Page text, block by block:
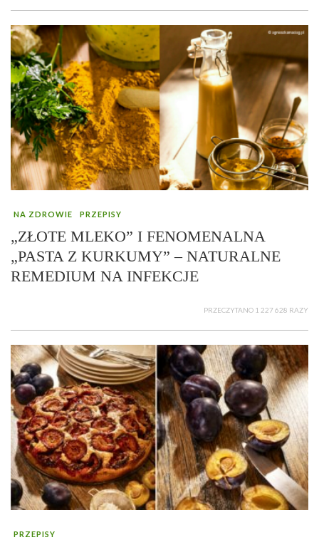
NA ZDROWIE PRZEPISY
„ZŁOTE MLEKO” I FENOMENALNA
„PASTA Z KURKUMY” – NATURALNE
REMEDIUM NA INFEKCJE
PRZECZYTANO 1 227 628 RAZY
PRZEPISY